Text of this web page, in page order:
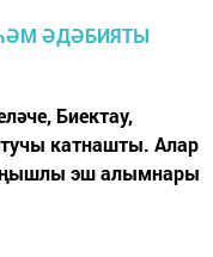
Биектау,
катнашты. Алар
эш алымнары